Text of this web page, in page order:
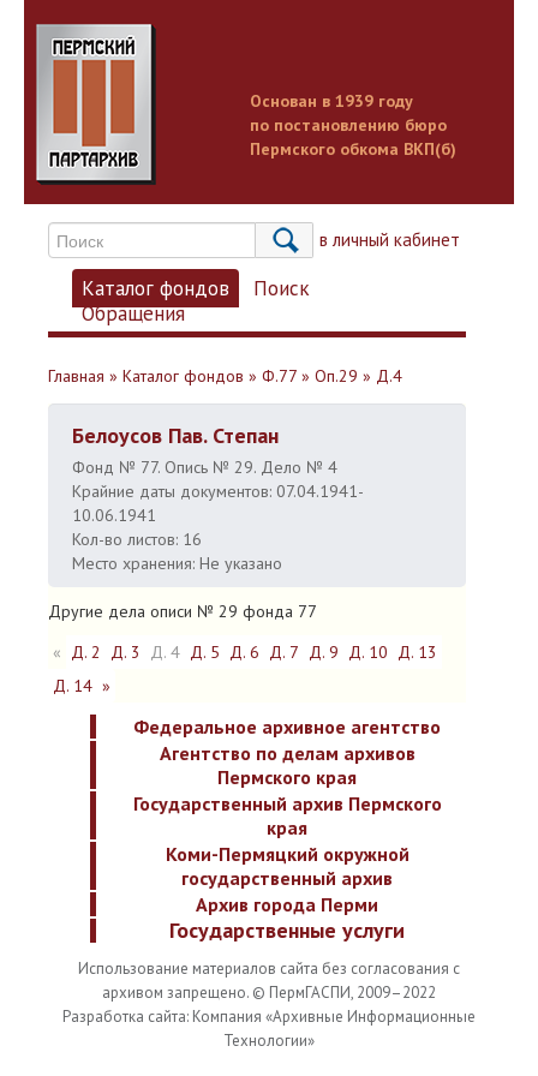
Основан в 1939 году
по постановлению бюро
Пермского обкома ВКП(б)
Вход в личный кабинет
Каталог фондов
Поиск
Обращения
Главная » Каталог фондов » Ф.77 » Оп.29 » Д.4
Белоусов Пав. Степан
Фонд № 77. Опись № 29. Дело № 4
Крайние даты документов: 07.04.1941-
10.06.1941
Кол-во листов: 16
Место хранения: Не указано
Другие дела описи № 29 фонда 77
« Д. 2 Д. 3 Д. 4 Д. 5 Д. 6 Д. 7 Д. 9 Д. 10 Д. 13
Д. 14 »
Федеральное архивное агентство
Агентство по делам архивов
Пермского края
Государственный архив Пермского
края
Коми-Пермяцкий окружной
государственный архив
Архив города Перми
Государственные услуги
Использование материалов сайта без согласования с
архивом запрещено. © ПермГАСПИ, 2009–2022
Разработка сайта: Компания «Архивные Информационные
Технологии»